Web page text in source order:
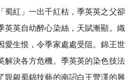
蜀紅」一出千紅枯，季英英之父卻
英英自幼醉心染絲，天賦漸顯。織
愛生恨，令季家處處受阻。錦王世
解決各方危機。季英英的染色技法
覬覦蜀錦技藝的南詔白王豐澤的興